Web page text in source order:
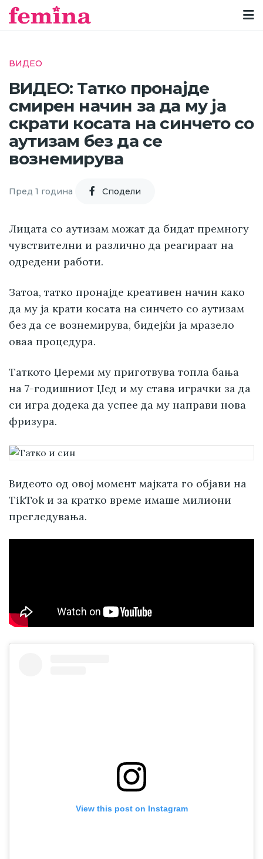
ВИДЕО
ВИДЕО: Татко пронајде
смирен начин за да му ја
скрати косата на синчето со
аутизам без да се
вознемирува
Пред 1 година Cподели
Лицата со аутизам можат да бидат премногу
чувствителни и различно да реагираат на
одредени работи.
Затоа, татко пронајде креативен начин како
да му ја крати косата на синчето со аутизам
без да се вознемирува, бидејќи ја мразело
оваа процедура.
Таткото Џереми му приготвува топла бања
на 7-годишниот Џед и му става играчки за да
си игра додека да успее да му направи нова
фризура.
Видеото од овој момент мајката го објави на
TikTok и за кратко време имаше милиони
прегледувања.
View this post on Instagram